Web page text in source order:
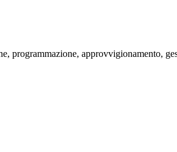
programmazione, approvvigionamento,